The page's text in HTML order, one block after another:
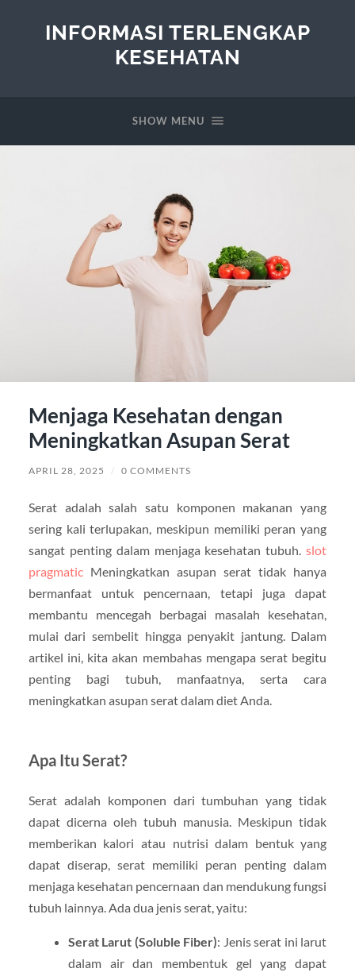
INFORMASI TERLENGKAP
KESEHATAN
SHOW MENU
Menjaga Kesehatan dengan
Meningkatkan Asupan Serat
APRIL 28, 2025 / 0 COMMENTS
Serat adalah salah satu komponen makanan yang
sering kali terlupakan, meskipun memiliki peran yang
sangat penting dalam menjaga kesehatan tubuh.slot
pragmaticMeningkatkan asupan serat tidak hanya
bermanfaat untuk pencernaan, tetapi juga dapat
membantu mencegah berbagai masalah kesehatan,
mulai dari sembelit hingga penyakit jantung. Dalam
artikel ini, kita akan membahas mengapa serat begitu
penting bagi tubuh, manfaatnya, serta cara
meningkatkan asupan serat dalam diet Anda.
Apa Itu Serat?
Serat adalah komponen dari tumbuhan yang tidak
dapat dicerna oleh tubuh manusia. Meskipun tidak
memberikan kalori atau nutrisi dalam bentuk yang
dapat diserap, serat memiliki peran penting dalam
menjaga kesehatan pencernaan dan mendukung fungsi
tubuh lainnya. Ada dua jenis serat, yaitu:
Serat Larut (Soluble Fiber): Jenis serat ini larut
dalam air dan membentuk gel yang dapat